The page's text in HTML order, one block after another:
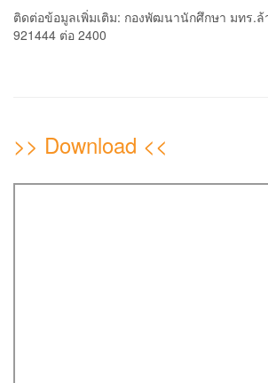
ติดต่อข้อมูลเพิ่มเติม: กองพัฒนานักศึกษา มทร.ล้
921444 ต่อ 2400
>> Download <<